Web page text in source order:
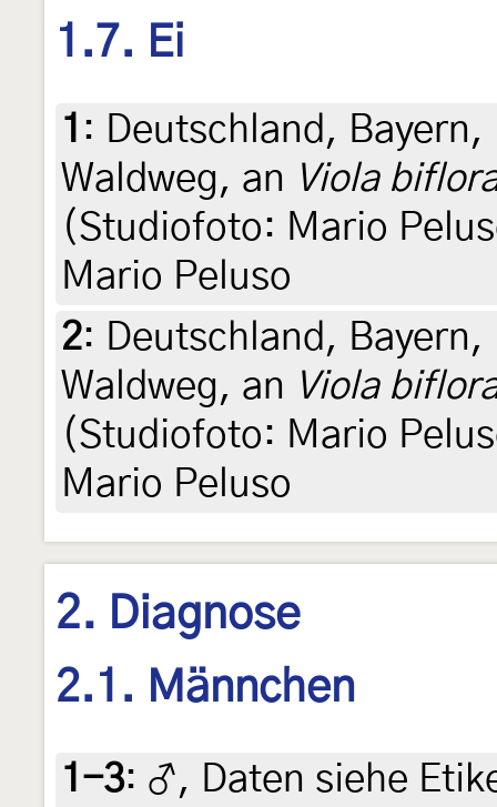
1.7. Ei
1 : Deutschland,
Waldweg, an Viola
(Studiofoto: Mario
Mario Peluso
2: Deutschland,
Waldweg, an Viola
(Studiofoto: Mario
Mario Peluso
2. Diagnose
2.1. Männchen
1-3: ♂, Daten siehe